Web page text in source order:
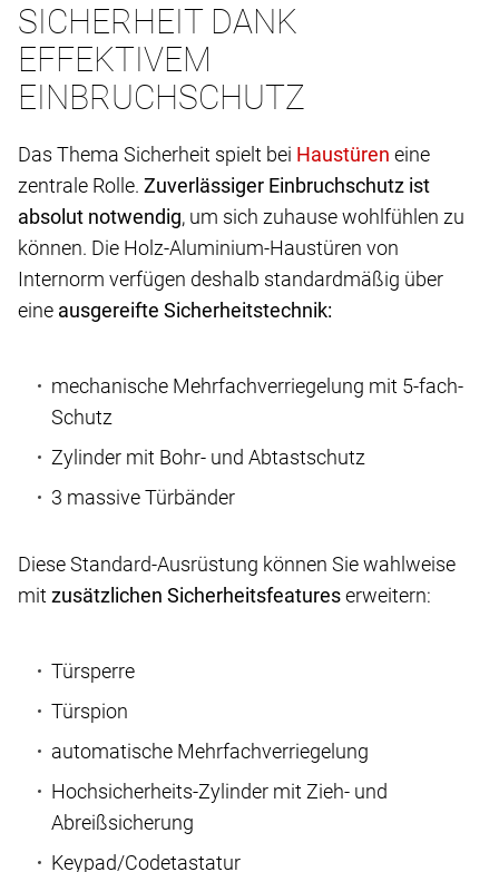
SICHERHEIT DANK
EFFEKTIVEM
EINBRUCHSCHUTZ
Das Thema Sicherheit spielt bei
eine
zentrale Rolle. Zuverlässiger Einbruchschutz ist
absolut notwendig, um sich zuhause wohlfühlen zu
können. Die Holz-Aluminium-Haustüren von
Internorm verfügen deshalb standardmäßig über
eine ausgereifte Sicherheitstechnik:
mechanische Mehrfachverriegelung mit 5-fach-
Schutz
Zylinder mit Bohr- und Abtastschutz
3 massive Türbänder
Diese Standard-Ausrüstung können Sie wahlweise
mit zusätzlichen Sicherheitsfeatureserweitern:
Türsperre
Türspion
automatische Mehrfachverriegelung
Hochsicherheits-Zylinder mit Zieh- und
Abreißsicherung
Keypad/Codetastatur